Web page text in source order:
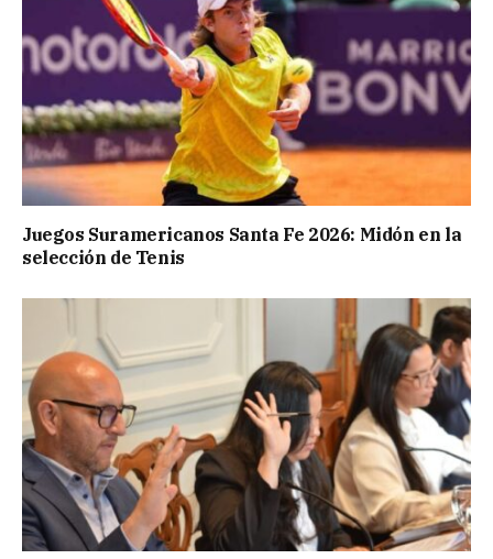
Juegos Suramericanos Santa Fe 2026: Midón en la
selección de Tenis